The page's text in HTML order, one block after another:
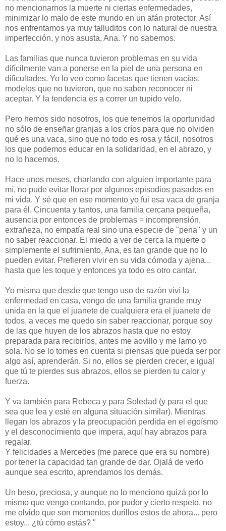
no mencionarnos la muerte ni ciertas enfermedades,
minimizar lo malo de este mundo en un afán protector. Así
nos enfrentamos ya muy talluditos con lo natural de nuestra
imperfección, y nos asusta, Ana. Y no sabemos.
Las familias que nunca tuvieron problemas en su vida
difícilmente van a ponerse en la piel de una persona en
dificultades. Yo lo veo como facetas que tienen vacías,
modelos que no tuvieron, que no saben reconocer ni
aceptar. Y la tendencia es a correr un tupido velo.
Pero hemos sido nosotros, los que tenemos la oportunidad
no sólo de enseñar granjas a los críos para que no olviden
qué es una vaca, sino que no todo es rosa y fácil, nosotros
los que podemos educar en la solidaridad, en el abrazo, y
no lo hacemos.
Hace unos meses, charlando con alguien importante para
mí, no pude evitar llorar por algunos episodios pasados en
mi vida. Y sé que en ese momento yo fui esa vaca de granja
para él. Cincuenta y tantos, una familia cercana pequeña,
ausencia por entonces de problemas = incomprensión,
extrañeza, no empatía real sino una especie de "pena" y un
no saber reaccionar. El miedo a ver de cerca la muerte o
simplemente el sufrimiento, Ana, es tan grande que no lo
pueden evitar. Prefieren vivir en su vida cómoda y ajena...
hasta que les toque y entonces ya todo es otro cantar.
Yo misma que desde que tengo uso de razón viví la
enfermedad en casa, vengo de una familia grande muy
unida en la que el juanete de cualquiera era el juanete de
todos, a veces me quedo sin saber reaccionar, porque soy
de las que huyen de los abrazos hasta que no estoy
preparada para recibirlos, antes me aovillo y me lamo yo
sola. No se lo tomes en cuenta si piensas que pueda ser por
algo así, aprenderán. Si no, ellos se pierden crecer, e igual
que tú te pierdes sus abrazos, ellos se pierden tu calor y
fuerza.
Y va también para Rebeca y para Soledad (y para el que
sea que lea y esté en alguna situación similar). Mientras
llegan los abrazos y la preocupación perdida en el egoísmo
y el desconocimiento que impera, aquí hay abrazos para
regalar.
Y felicidades a Mercedes (me parece que era su nombre)
por tener la capacidad tan grande de dar. Ojalá de verlo
aunque sea escrito, aprendamos los demás.
Un beso, preciosa, y aunque no lo menciono quizá por lo
mismo que vengo contando, por pudor y cierto respeto, no
me olvido que son momentos durillos estos de ahora... pero
estoy... ¿tú cómo estás? "